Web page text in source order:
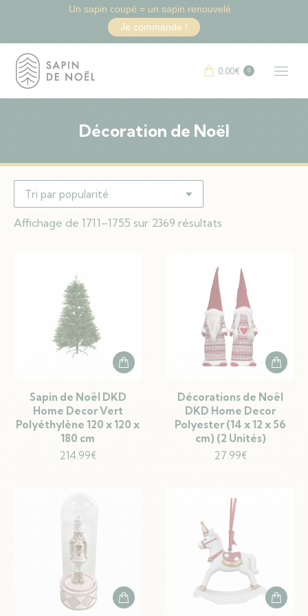
0.00€ 0
Décoration de Noël
Affichage de 1711–1755 sur 2369 résultats
Sapin de Noël DKD
Home Decor Vert
Polyéthylène 120 x 120 x
180 cm
214.99€
Décorations de Noël
DKD Home Decor
Polyester (14 x 12 x 56
cm) (2 Unités)
27.99€
Un sapin coupé = un sapin renouvelé
Je commande !